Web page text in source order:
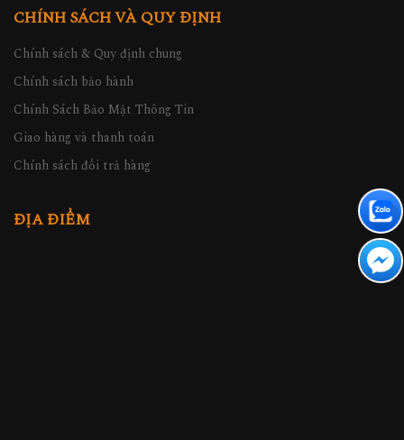
CHÍNH SÁCH VÀ QUY ĐỊNH
Chính sách & Quy định chung
Chính sách bảo hành
Chính Sách Bảo Mật Thông Tin
Giao hàng và thanh toán
Chính sách đổi trả hàng
ĐỊA ĐIỂM